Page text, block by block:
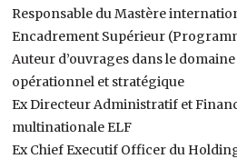
Responsable du Mastère
Encadrement Supérieur
Auteur d’ouvrages dans le
opérationnel et stratégique
Ex Directeur Administratif et
multinationale ELF
Ex Chief Executif Officer du